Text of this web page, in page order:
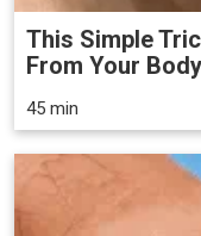
This Simple
From Your
45 min